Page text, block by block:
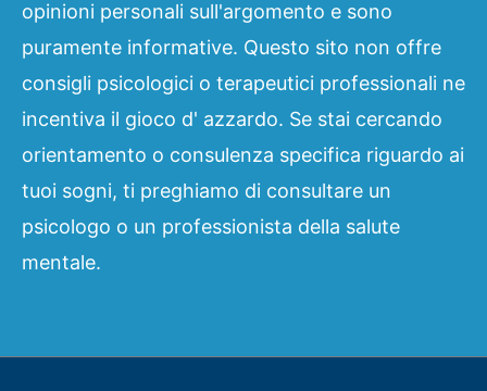
opinioni personali sull'argomento e sono
puramente informative. Questo sito non offre
consigli psicologici o terapeutici professionali ne
incentiva il gioco d' azzardo. Se stai cercando
orientamento o consulenza specifica riguardo ai
tuoi sogni, ti preghiamo di consultare un
psicologo o un professionista della salute
mentale.